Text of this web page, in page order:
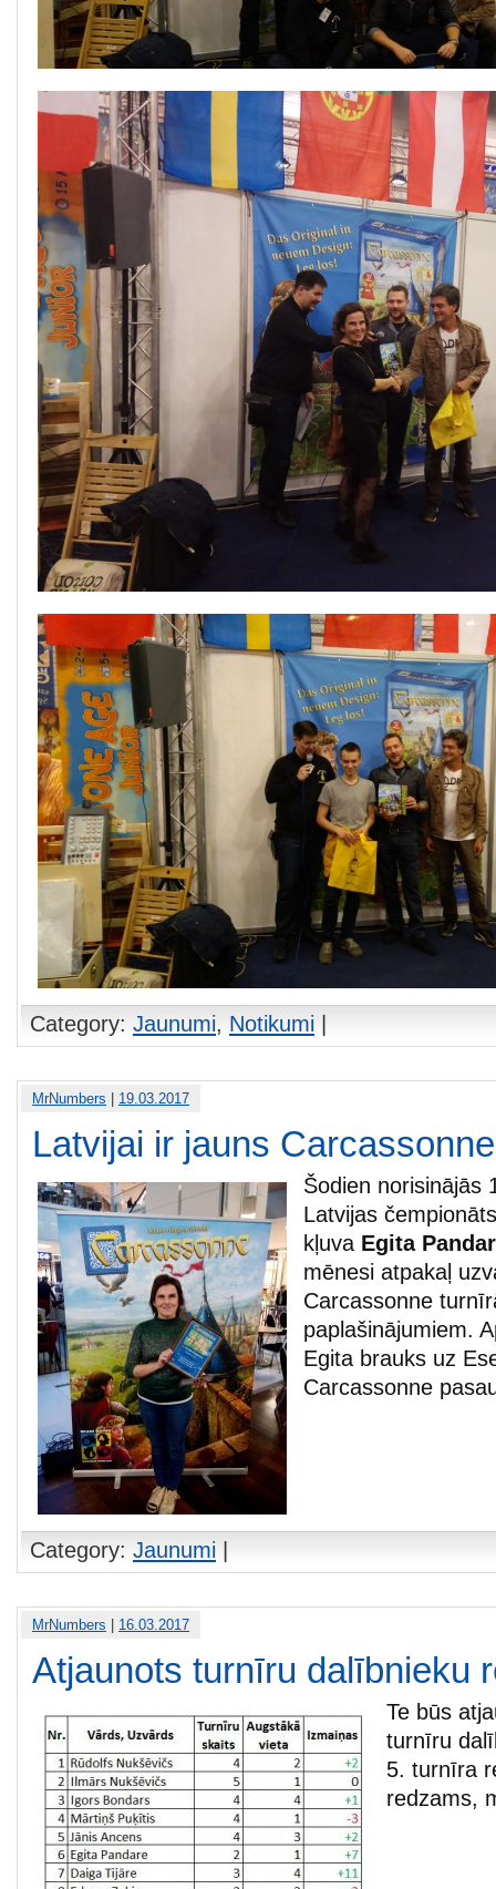
Category: Jaunumi, Notikumi
MrNumbers 19.03.2017
Latvijai ir jauns
Šodien norisinājās
Latvijas
kļuva Egita
mēnesi atpakaļ
Carcassonne
paplašinājumiem.
Egita brauks uz
Carcassonne
Category: Jaunumi
MrNumbers 16.03.2017
Atjaunots turnīru dalībnieku
Te būs
turnīru
5. turnīra
redzams,